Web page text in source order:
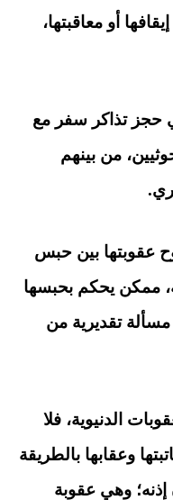
أو معاقبتها،
حجز تذاكر سفر مع
من بينهم
عقوبتها بين حبس
ممكن يحكم بحبسها
تقديرية من
الدنيوية، فلا
وعقابها بالطريقة
إذنه؛ وهي عقوبة